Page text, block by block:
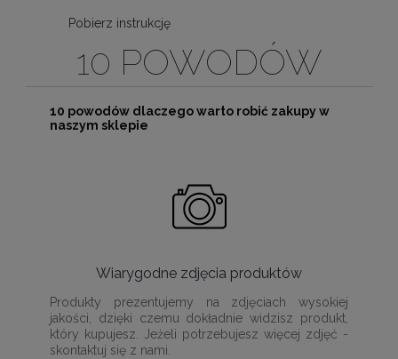
Pobierz instrukcję
10 POWODÓW
10 powodów dlaczego warto robić zakupy w
naszym sklepie
Wiarygodne zdjęcia produktów
Produkty prezentujemy na zdjęciach wysokiej
jakości, dzięki czemu dokładnie widzisz produkt,
który kupujesz. Jeżeli potrzebujesz więcej zdjęć -
skontaktuj się z nami.